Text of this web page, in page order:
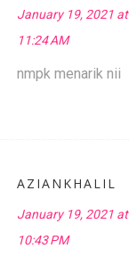
January 19, 2021 at
11:24 AM
nmpk menarik nii
AZIANKHALIL
January 19, 2021 at
10:43 PM